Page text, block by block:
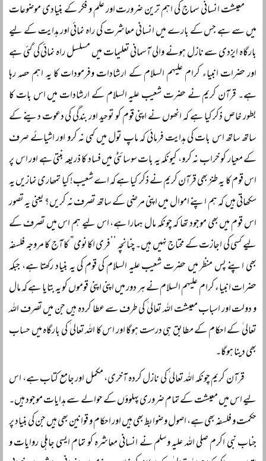
معیشت انسانی سماج کی اہم ترین ضرورت اور علم و فکر کے بنیادی موضوعات
میں سے ہے جس کے بارے میں انسانی معاشرت کی راہ نمائی اور ہدایت کے لیے
بارگاہ ایزدی سے نازل ہونے والی آسمانی تعلیمات میں مسلسل راہ نمائی کی گئی ہے
اور حضرات انبیاء کرام علیہم السلام کے ارشادات وفرمودات کا یہ اہم حصہ رہا
ہے۔ قرآن کریم نے حضرت شعیب علیہ السلام کے ارشادات میں اس بات کا
بطور خاص ذکر کیا ہے کہ انھوں نے اپنی قوم کو توحید اور بندگی کی دعوت دینے کے
ساتھ ساتھ اس بات کی ہدایت فرمائی کہ ماپ تول میں کمی نہ کرو اور اشیائے صرف
کے معیار کو خراب نہ کرو، کیونکہ یہ بات سوسائٹی میں فساد کا ذریعہ بنتی ہے اور اس پر
اس قوم کا یہ طنز بھی قرآن کریم نے ذکر کیا ہے کہ اے شعیب! کیا تمھاری نمازیں یہ
سکھاتی ہیں کہ ہم اپنے اموال میں اپنی مرضی کے ساتھ تصرف نہ کریں؟ یعنی یہ تصور
اس قوم میں بھی موجود تھا کہ چونکہ مال ہمارا ہے، اس لیے ہم اس میں تصرف کے
لیے کسی کی اجازت کے محتاج نہیں ہیں۔ چنانچہ ’’فری اکانومی” کا آج کا مروجہ فلسفہ
بھی اپنے پس منظر میں حضرت شعیب علیہ السلام کی قوم کی یہ بنیاد رکھتا ہے، جبکہ
حضرات انبیاء کرام علیہم السلام نے ہر دور میں اپنی اپنی قوموں کو یہ بتایا ہے کہ مال
و دولت اور اسباب معیشت اللہ تعالی ٰ کی طرف سے عطا کردہ ہیں جن میں تصرف اللہ
تعالی ٰ کے احکام کے مطابق ہی درست ہوگا اور اس کا اللہ تعالی ٰ کی بارگاہ میں حساب
بھی دینا ہوگا۔
قرآن کریم چونکہ اللہ تعالی ٰ کی نازل کردہ آخری، مکمل اور جامع کتاب ہے، اس
لیے اس میں معیشت کے تمام ضروری پہلوؤں کے حوالے سے ہدایات موجود ہیں۔
حکمت و فلسفہ بھی ہے، اصول و ضوابط بھی ہیں اور احکام و قوانین بھی ہیں جن کی بنیاد پر
جناب نبی اکرم صلی اللہ علیہ وسلم نے انسانی معاشرہ کو تمام ایسی جاہلی روایات و